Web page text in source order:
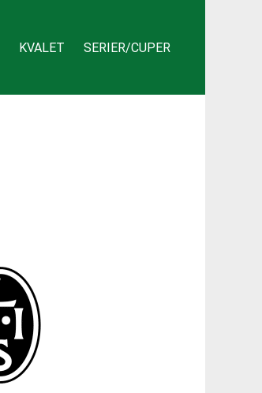
KVALET SERIER/CUPER